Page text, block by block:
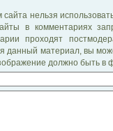
нельзя
в комментариях
проходят
материал, вы
должно быть в